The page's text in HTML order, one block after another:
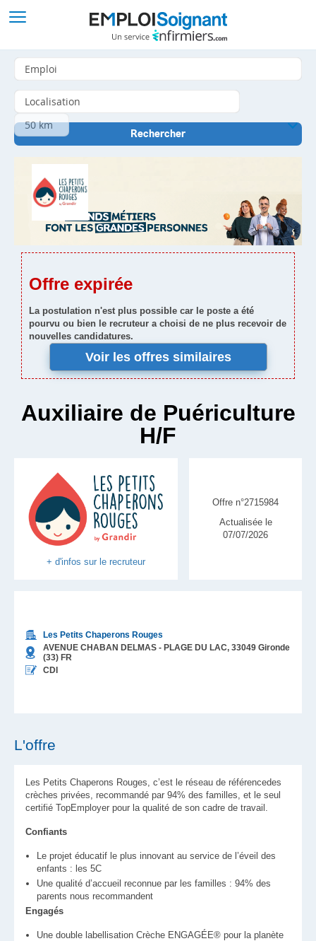
Offre expirée
La postulation n'est plus possible car le poste a été
pourvu ou bien le recruteur a choisi de ne plus recevoir de
nouvelles candidatures.
Voir les offres similaires
Auxiliaire de Puériculture
H/F
+ d'infos sur le recruteur
Les Petits Chaperons Rouges
AVENUE CHABAN DELMAS - PLAGE DU LAC, 33049 Gironde
(33) FR
CDI
Offre n°2715984
Actualisée le
07/07/2026
L'offre
Les Petits Chaperons Rouges, c’est le réseau de référencedes
crèches privées, recommandé par 94% des familles, et le seul
certifié TopEmployer pour la qualité de son cadre de travail.
Confiants
Le projet éducatif le plus innovant au service de l’éveil des
enfants : les 5C
Une qualité d’accueil reconnue par les familles : 94% des
parents nous recommandent
Engagés
Une double labellisation Crèche ENGAGÉE® pour la planète